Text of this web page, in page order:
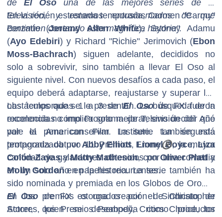
de El Oso una de las mejores series de la
televisión, y estamos entusiasmados de que
continúen contando esta magnífica historia".
En la recién estrenada temporada, Carmen "Carmy"
Berzatto (Jeremy Allen White), Sydney Adamu
(Ayo Edebiri) y Richard "Richie" Jerimovich (Ebon
Moss-Bachrach) siguen adelante, decididos no
solo a sobrevivir, sino también a llevar El Oso al
siguiente nivel. Con nuevos desafíos a cada paso, el
equipo deberá adaptarse, reajustarse y superar los
obstáculos que se le presentan. La búsqueda de la
excelencia no implica solo mejorar, sino decidir qué
vale la pena conservar. La serie también está
protagonizada porAbby Elliott, Lionel Boyce,Liza
Colón-ZayasyMatty Matheson, conOliver Platty
Molly Gordonen papeles recurrentes.
Las temporadas 1 a 3 de El Osode FX fueron
reconocidas como Programa de Televisión del Año
por el American Film Institute. La segunda
temporada obtuvo 11 Premios Emmy®, la mayor
cantidad de galardones obtenidos por una comedia
en un solo año en la historia. La serie también ha
sido nominada y premiada en los Globos de Oro®
en los premios otorgados por el Sindicato de
Actores, los Premios Peabody, Critics Choice, los
El Oso de FX es una creación de Christopher
Storer, quien se desempeña como productor